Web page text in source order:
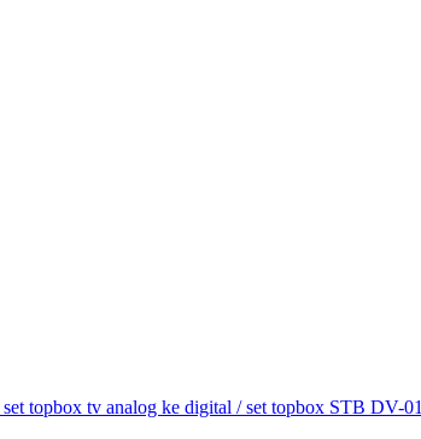
topbox tv analog ke digital / set topbox STB DV-01